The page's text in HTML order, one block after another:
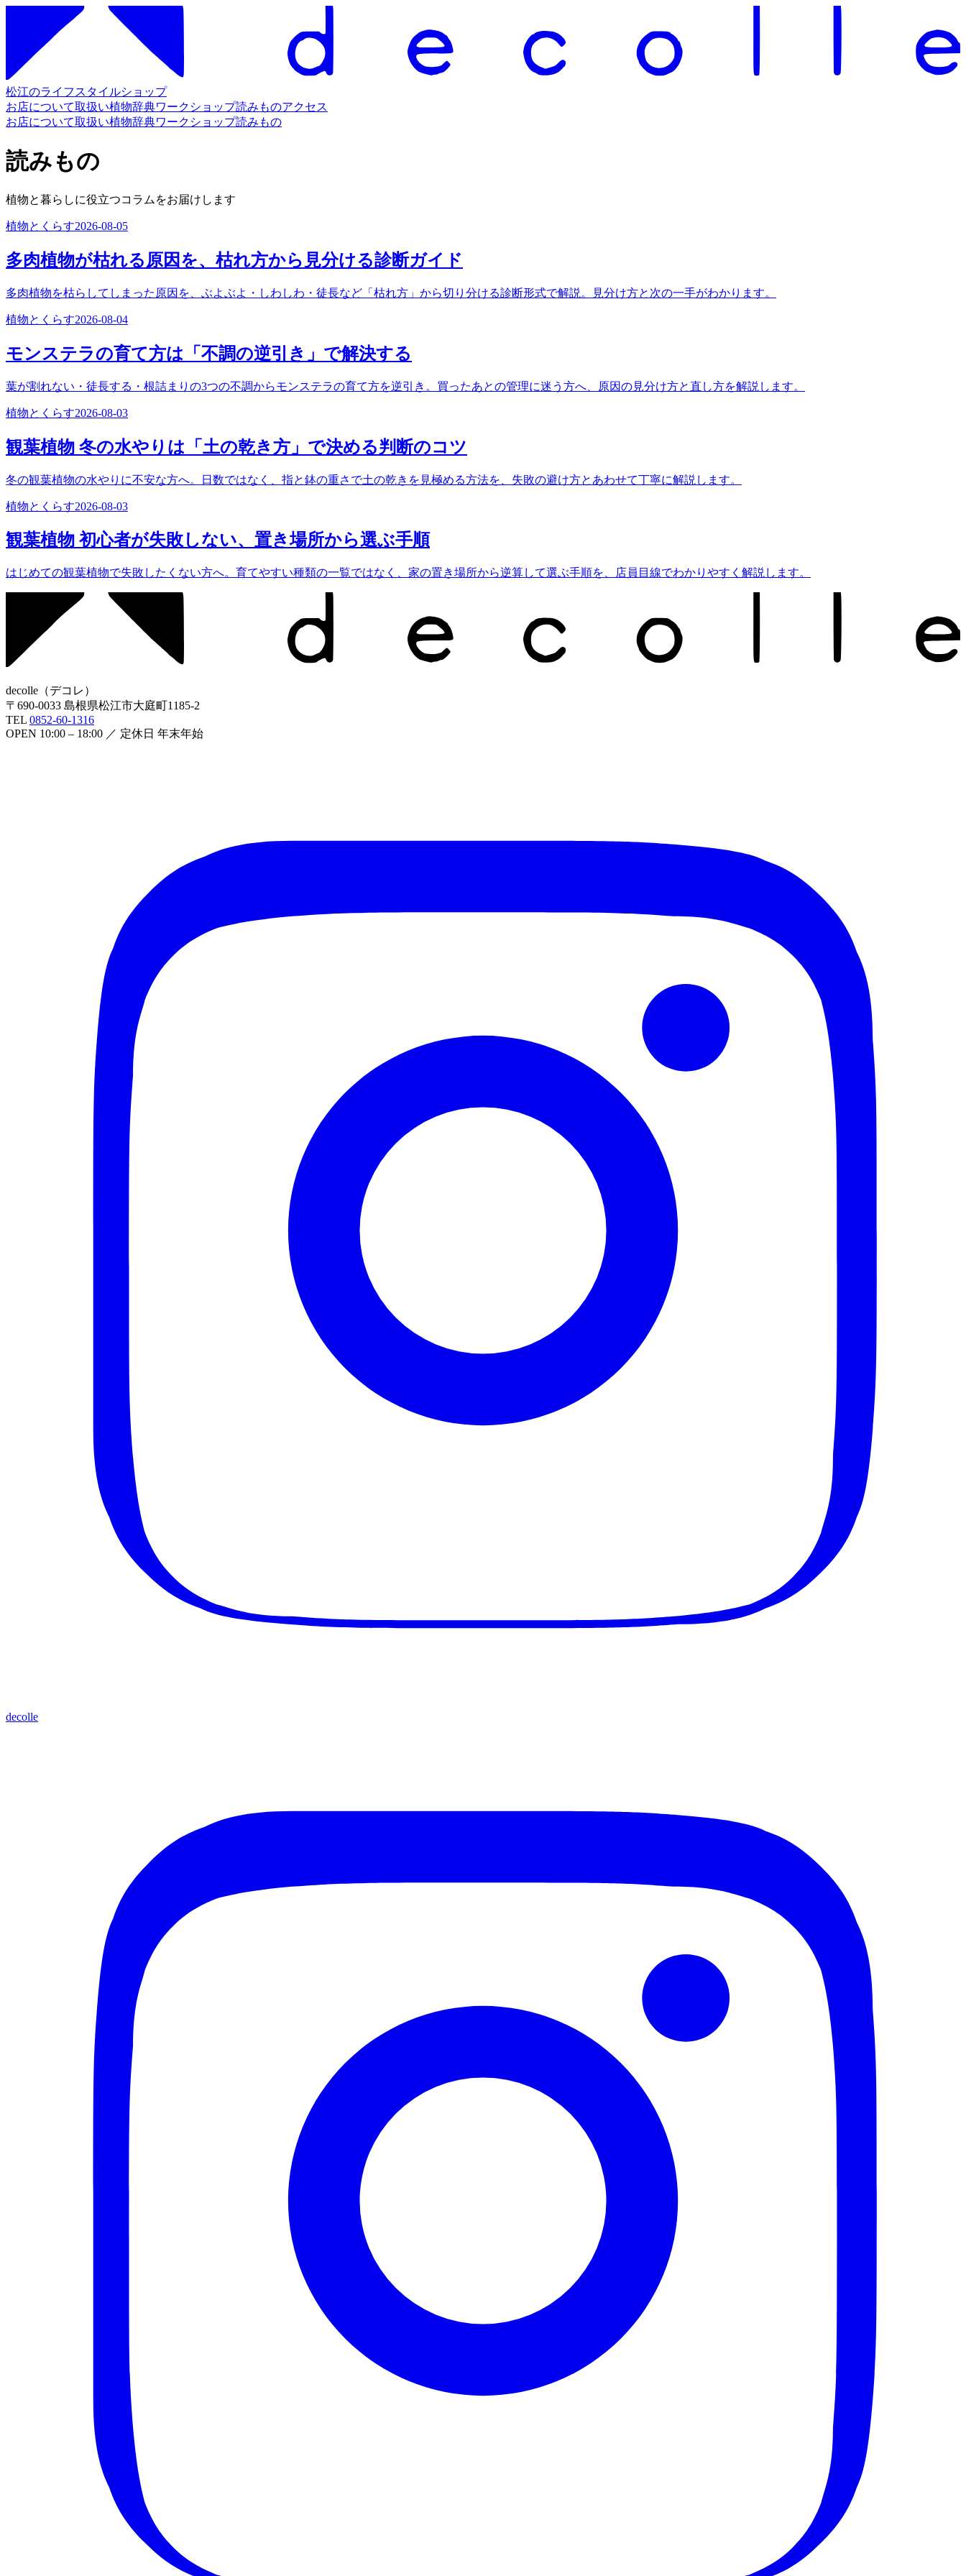
松江のライフスタイルショップ
お店について取扱い植物辞典ワークショップ読みものアクセス
お店について取扱い植物辞典ワークショップ読みもの
読みもの
植物と暮らしに役立つコラムをお届けします
植物とくらす2026-08-05
多肉植物が枯れる原因を、枯れ方から見分ける診断ガイド
多肉植物を枯らしてしまった原因を、ぶよぶよ・しわしわ・徒長など「枯れ方」から切り分ける診断形式で解説。見分け方と次の一手がわかります。
植物とくらす2026-08-04
モンステラの育て方は「不調の逆引き」で解決する
葉が割れない・徒長する・根詰まりの3つの不調からモンステラの育て方を逆引き。買ったあとの管理に迷う方へ、原因の見分け方と直し方を解説します。
植物とくらす2026-08-03
観葉植物 冬の水やりは「土の乾き方」で決める判断のコツ
冬の観葉植物の水やりに不安な方へ。日数ではなく、指と鉢の重さで土の乾きを見極める方法を、失敗の避け方とあわせて丁寧に解説します。
植物とくらす2026-08-03
観葉植物 初心者が失敗しない、置き場所から選ぶ手順
はじめての観葉植物で失敗したくない方へ。育てやすい種類の一覧ではなく、家の置き場所から逆算して選ぶ手順を、店員目線でわかりやすく解説します。
decolle （デコレ ）
〒 690-0033 島根県松江市大庭町1185-2
TEL 0852-60-1316
OPEN 10:00 – 18:00 ／ 定休日 年末年始
decolle